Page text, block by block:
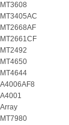
MT3608
MT3405AC
MT2668AF
MT2661CF
MT2492
MT4650
MT4644
A4006AF8
A4001
Array
MT7980